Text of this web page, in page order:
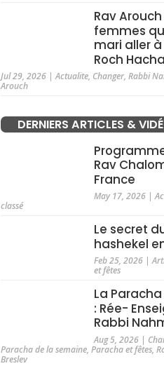
Rav
femmes
mari aller
Roch
Jul 29, 2026 |Actualite, Changer,Rabbi
Arouch
DERNIERS ARTICLES &
Rav
France
May 17, 2026|
classé
Le secret
hashekel
Feb 25, 2026|
et fêtes
La
: Rée-
Rabbi
Aug 5, 2026|
Paracha de la semaine,Paracha et fêtes,
Breslev